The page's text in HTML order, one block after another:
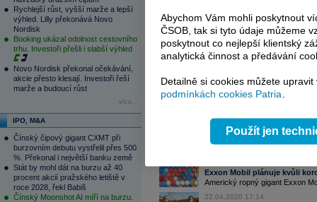
Rychlejší růst, vyšší marže a lepší
výhled. Lilly překonává Novo
Nordisk
Booking ukázal odolnost cestovního
trhu. Investoři přešli i slabší výhled
Novo Nordisk překonal očekávání,
akcie přesto klesají. Investoři řeší
marže a budoucí růst
více...
IPO, M&A
Čínský čipový gigant CXMT při
burzovním debutu vystřelil přes 500
%. Překonal i největší banku země
Stát by mohl dát na burzu až 40
procent akcií pražského letiště v
roce 2028, řekl Babiš
Čínský Moonshot AI míří na burzu.
Kvůli omezení pohybu s cílem zastavit
po pohonných hmotách o třetinu.
kvůli nízkým maržím a odpisům
na rekordní minima, upozornila
16.03.2020 21:40
Nejtvrdší propad na Wall
I dnešní obchodování
Exxon Mobil plánuje kvůli
Americký ropný gigant Exxon
22.04.2020 17:14
Abychom Vám mohli poskytnout
ČSOB, tak si tyto údaje můžeme
poskytnout co nejlepší klientský
analytická činnost a předávání
Detailně si cookies můžete
podmínkách cookies Patria.
Použít jen